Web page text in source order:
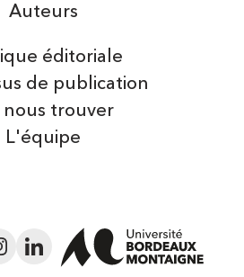
Auteurs
éditoriale
de publication
nous trouver
L'équipe
LinkedIn